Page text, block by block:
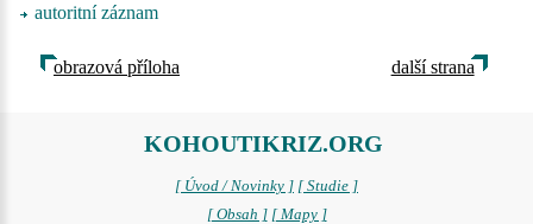
autoritní záznam
obrazová příloha další strana
KOHOUTIKRIZ.ORG
[ Úvod / Novinky ] [ Studie ]
[ Obsah ] [ Mapy ]